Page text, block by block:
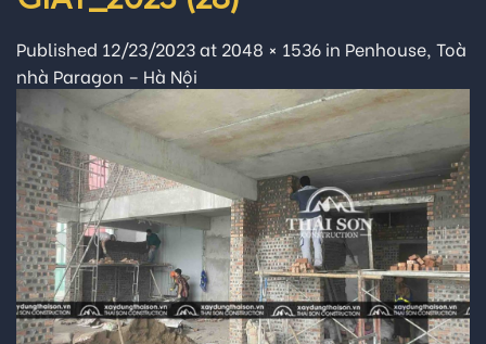
Published 12/23/2023at 2048 × 1536 in Penhouse, Toà
nhà Paragon – Hà Nội